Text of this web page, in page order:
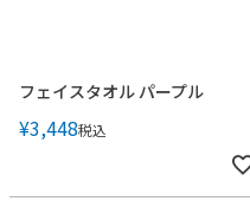
フェイスタオル パープル
¥3,448税込